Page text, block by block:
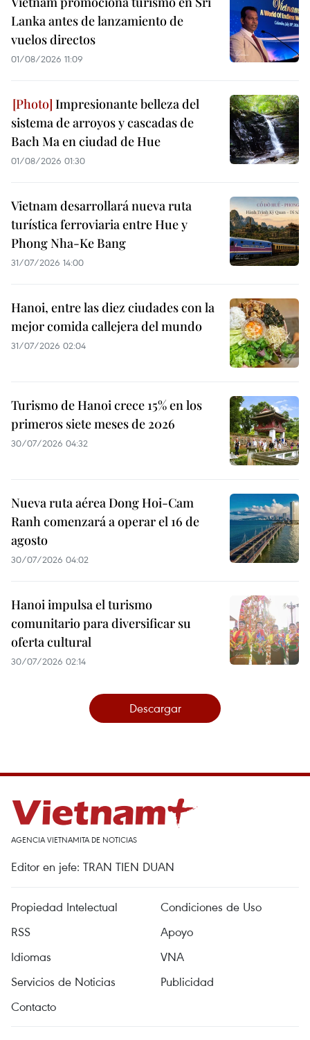
Lanka antes de lanzamiento de
vuelos directos
01/08/2026 11:09
Impresionante belleza del
sistema de arroyos y cascadas de
Bach Ma en ciudad de Hue
01/08/2026 01:30
Vietnam desarrollará nueva ruta
turística ferroviaria entre Hue y
Phong Nha-Ke Bang
31/07/2026 14:00
Hanoi, entre las diez ciudades con la
mejor comida callejera del mundo
31/07/2026 02:04
Turismo de Hanoi crece 15% en los
primeros siete meses de 2026
30/07/2026 04:32
Nueva ruta aérea Dong Hoi-Cam
Ranh comenzará a operar el 16 de
agosto
30/07/2026 04:02
Hanoi impulsa el turismo
comunitario para diversificar su
oferta cultural
30/07/2026 02:14
Descargar
AGENCIA VIETNAMITA DE NOTICIAS
Editor en jefe: TRAN TIEN DUAN
Propiedad Intelectual
Condiciones de Uso
RSS
Apoyo
Idiomas
VNA
Servicios de Noticias
Publicidad
Contacto